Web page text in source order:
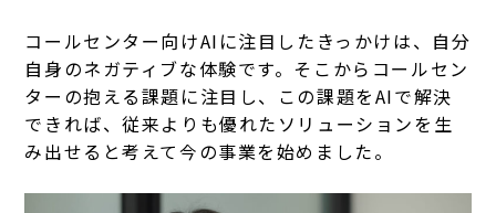
コールセンター向けAIに注目したきっかけは、自分
自身のネガティブな体験です。そこからコールセン
ターの抱える課題に注目し、この課題をAIで解決
できれば、従来よりも優れたソリューションを生
み出せると考えて今の事業を始めました。